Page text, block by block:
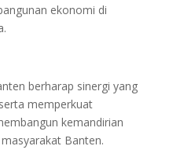
ekonomi di
berharap sinergi yang
memperkuat
kemandirian
Banten.